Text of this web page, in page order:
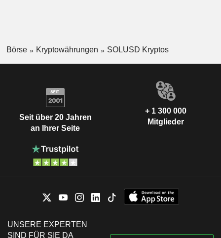
Börse Kryptowährungen SOLUSD Kryptos
Seit über 20 Jahren
an Ihrer Seite
+ 1 300 000
Mitglieder
UNSERE EXPERTEN
SIND FÜR SIE DA